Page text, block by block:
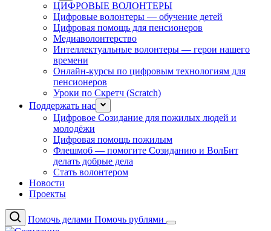
ЦИФРОВЫЕ ВОЛОНТЕРЫ
Цифровые волонтеры — обучение детей
Цифровая помощь для пенсионеров
Медиаволонтерство
Интеллектуальные волонтеры — герои нашего
времени
Онлайн-курсы по цифровым технологиям для
пенсионеров
Уроки по Скретч (Scratch)
Поддержать нас
Цифровое Созидание для пожилых людей и
молодёжи
Цифровая помощь пожилым
Флешмоб — помогите Созиданию и ВолБит
делать добрые дела
Стать волонтером
Новости
Проекты
Помочь делами Помочь рублями